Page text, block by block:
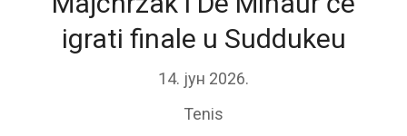
igrati finale u Suddukeu
14. јун 2026.
Tenis